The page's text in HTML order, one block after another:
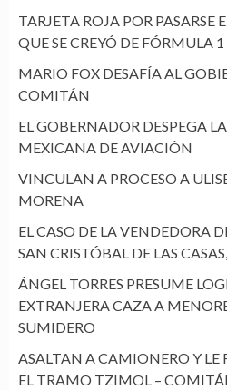
TARJETA ROJA POR PASARSE
QUE SE CREYÓ DE FÓRMULA 1
MARIO FOX DESAFÍA AL
COMITÁN
EL GOBERNADOR DESPEGA
MEXICANA DE AVIACIÓN
VINCULAN A PROCESO A
MORENA
EL CASO DE LA VENDEDORA
SAN CRISTÓBAL DE LAS
ÁNGEL TORRES PRESUME
EXTRANJERA CAZA A
SUMIDERO
ASALTAN A CAMIONERO Y
EL TRAMO TZIMOL –